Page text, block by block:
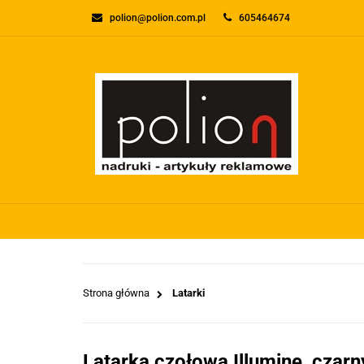
polion@polion.com.pl 605464674
O FIRMIE
Strona główna Latarki